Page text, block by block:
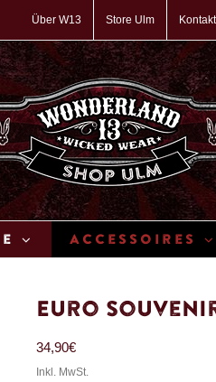
Über W13 Store Ulm Kontakt
Accessoires
Euro
34,90€
Inkl. MwSt.